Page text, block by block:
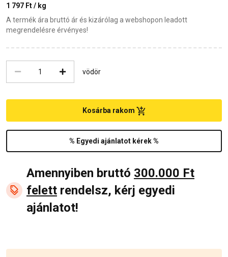
1 797 Ft / kg
A termék ára bruttó ár és kizárólag a webshopon leadott
megrendelésre érvényes!
vödör
% Egyedi ajánlatot kérek %
Kosárba rakom
Amennyiben bruttó 300.000 Ft
felett rendelsz, kérj egyedi
ajánlatot!